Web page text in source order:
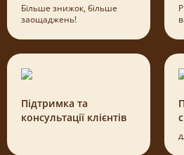
Більше знижок, більше
заощаджень!
Підтримка та
консультації клієнтів